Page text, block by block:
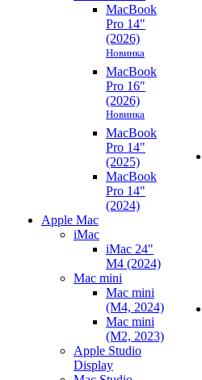
MacBook
Pro 14"
(2026)
Новинка
MacBook
Pro 16"
(2026)
Новинка
MacBook
Pro 14"
(2025)
MacBook
Pro 14"
(2024)
Apple Mac
iMac
iMac 24"
M4 (2024)
Mac mini
Mac mini
(M4, 2024)
Mac mini
(M2, 2023)
Apple Studio
Display